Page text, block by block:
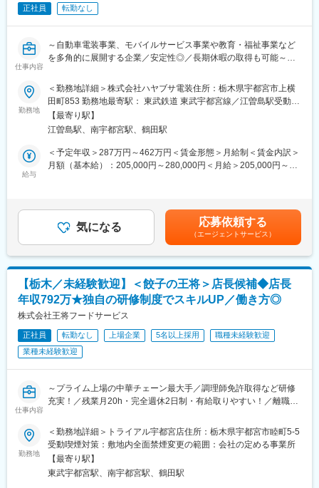
ービスとなります。
以上達成、35倍近くの驚異的な成長を遂げています。そして2025
年7月トライアルホールディングスと西友の経営統合が完了しまし
た。今後の戦略として（1）既存店改革（2）出店戦略（3）収益
性の向上（4）リテールメディア展開の4つの軸を中心に進めてい
きます。
自社で取組み、徹底した効率化を追求し続けたことで圧倒的な
「安さ」を実現し、お客様の支持を得てきたことにあります。創
業以来小売の現場でITを活用し流通の生産性向上、買い物体験の
イノベーションにトライし続けてきました。第4次産業革命を迎え
い物体験を提供し、人々の暮らしを豊かにする企業を目指してい
ます。
正社員 転勤なし
仕事内容
～自動車電装事業、モバイルサービス事業や教育・福祉事業など
を多角的に展開する企業／安定性◎／長期休暇の取得も可能～
■職務概要：
グループ会社【ハヤブサ電装】自動車電装事業において、大型車
に対しカーナビ、ドライブレコーダーの設置・各種メンテナンス
などの自動車の電装品の取付・修理業務をお任せします。
※株式会社ハヤブサドットコムにご入社いただきますが、入社直後
すぐ株式会社ハヤブサ電装（事業内容…ETC・ナビ・デジタルタ
コグラフ等の自動車電装品の取り付けや修理の実施など）へ出向
となります。
◇大型車のカーナビやドライブレコーダーの取り付け・修理
◇大型車のエアコン、安全システムの点検・修理
◇出張点検や出張修理
◎「働き方改革」にも力を入れており、実際に残業時間の削減に
も成功しています。
◎長期休暇の取得も可能で希望の休日を取れる制度があります。
◎DENSODIAGマイスターを要した社員も常駐するなど切磋琢磨
■組織構成：
■研修制度について：
新入社員向け研修だけでなく、社内向けの階層別研修も充実。必
をし、社員個人の自己実現に向けて支援と、キャリア形成を促し
ています。
変更の範囲：会社の定める業務
勤務地
＜勤務地詳細＞株式会社ハヤブサ電装住所：栃木県宇都宮市上横
田町853 勤務地最寄駅： 東武鉄道 東武宇都宮線／江曽島駅受動喫
煙対策：敷地内喫煙可能場所あり変更の範囲：会社の定める事業
所
【最寄り駅】
江曽島駅、南宇都宮駅、鶴田駅
給与
＜予定年収＞287万円～462万円＜賃金形態＞月給制＜賃金内訳＞
月額（基本給）：205,000円～280,000円＜月給＞205,000円～
社業績・人事評価による）資格手当有例：整備士2級 10,000円
賃金はあくまでも目安の金額であり、選考を通じて上下する可能
性があります。月給(月額)は固定手当を含めた表記です。
気になる 応募依頼する
（エージェントサービス）
【栃木／未経験歓迎】＜餃子の王将＞店長候補◆店長
年収792万★独自の研修制度でスキルUP／働き方◎
株式会社王将フードサービス
正社員 転勤なし 上場企業 5名以上採用
職種未経験歓迎
業種未経験歓迎
仕事内容
～プライム上場の中華チェーン最大手／調理師免許取得など研修
充実！／残業月20h・完全週休2日制・有給取りやすい！／離職率
■業務概要：
中華料理チェーン最大手である「餃子の王将」にて接客・調理か
らスタート。将来的には店長としてスタッフ教育や集客企画等の
店舗づくりもお任せします
勤務地
＜勤務地詳細＞トライアル宇都宮店住所：栃木県宇都宮市睦町5-5
受動喫煙対策：敷地内全面禁煙変更の範囲：会社の定める事業所
【最寄り駅】
東武宇都宮駅、南宇都宮駅、鶴田駅